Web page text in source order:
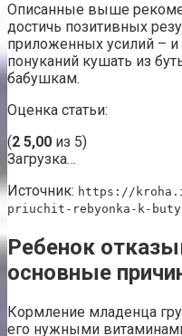
Описанные выше
достичь позитивных
приложенных усилий –
понуканий кушать из
бабушкам.
Оценка статьи:
(2 5,00 из 5)
Загрузка…
Источник: https://
priuchit-rebyonka-k-
Ребенок
основные
Кормление младенца
его нужными